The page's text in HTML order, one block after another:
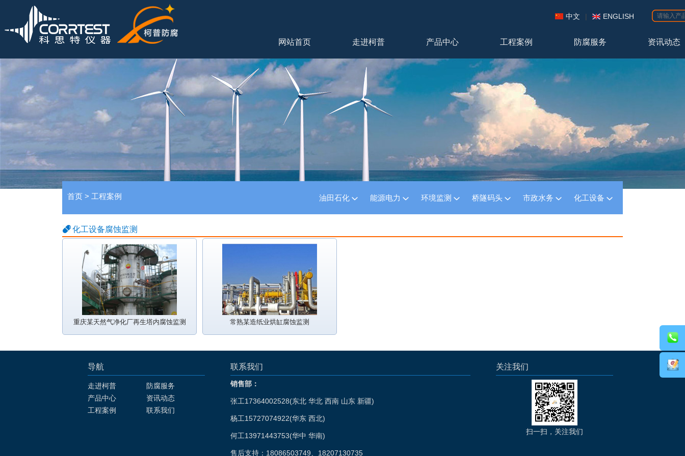
中文 | ENGLISH
网站首页 走进柯普 产品中心 工程案例 防腐服务 资讯动态
首页 > 工程案例 油田石化 能源电力 环境监测 桥隧码头 市政水务 化工设备
化工设备腐蚀监测
重庆某天然气净化厂再生塔内腐蚀监测 常熟某造纸业烘缸腐蚀监测
导航
走进柯普
产品中心
工程案例
防腐服务
资讯动态
联系我们
联系我们
销售部：
张工17364002528(东北 华北 西南 山东 新疆)
杨工15727074922(华东 西北)
何工13971443753(华中 华南)
售后支持：18086503749、18207130735
关注我们
扫一扫，关注我们